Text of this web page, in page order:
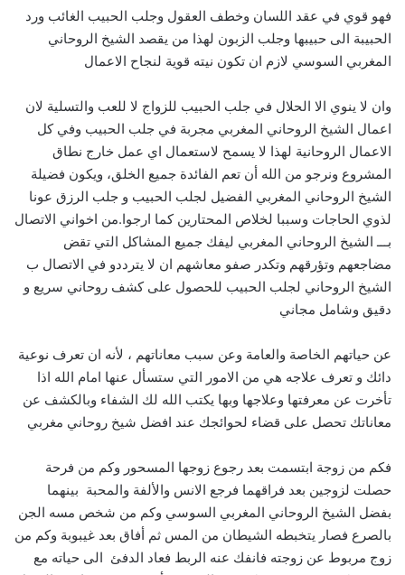
فهو قوي في عقد اللسان وخطف العقول وجلب الحبيب الغائب ورد
الحبيبة الى حبيبها وجلب الزبون لهذا من يقصد الشيخ الروحاني
المغربي السوسي لازم ان تكون نيته قوية لنجاح الاعمال
وان لا ينوي الا الحلال في جلب الحبيب للزواج لا للعب والتسلية لان
اعمال الشيخ الروحاني المغربي مجربة في جلب الحبيب وفي كل
الاعمال الروحانية لهذا لا يسمح لاستعمال اي عمل خارج نطاق
المشروع ونرجو من الله أن تعم الفائدة جميع الخلق، ويكون فضيلة
الشيخ الروحاني المغربي الفضيل لجلب الحبيب و جلب الرزق عونا
لذوي الحاجات وسببا لخلاص المحتارين كما ارجوا.من اخواني الاتصال
بـــ الشيخ الروحاني المغربي ليفك جميع المشاكل التي تقض
مضاجعهم وتؤرقهم وتكدر صفو معاشهم ان لا يترددو في الاتصال ب
الشيخ الروحاني لجلب الحبيب للحصول على كشف روحاني سريع و
دقيق وشامل مجاني
عن حياتهم الخاصة والعامة وعن سبب معاناتهم ، لأنه ان تعرف نوعية
دائك و تعرف علاجه هي من الامور التي ستسأل عنها امام الله اذا
تأخرت عن معرفتها وعلاجها وبها يكتب الله لك الشفاء وبالكشف عن
معاناتك تحصل على قضاء لحوائجك عند افضل شيخ روحاني مغربي
فكم من زوجة ابتسمت بعد رجوع زوجها المسحور وكم من فرحة
حصلت لزوجين بعد فراقهما فرجع الانس والألفة والمحبة بينهما
بفضل الشيخ الروحاني المغربي السوسي وكم من شخص مسه الجن
بالصرع فصار يتخبطه الشيطان من المس ثم أفاق بعد غيبوبة وكم من
زوج مربوط عن زوجته فانفك عنه الربط فعاد الدفئ الى حياته مع